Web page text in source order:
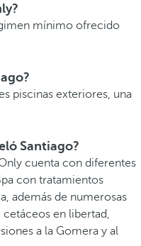
mínimo ofrecido
piscinas exteriores, una
Santiago?
cuenta con diferentes
con tratamientos
además de numerosas
en libertad,
a la Gomera y al